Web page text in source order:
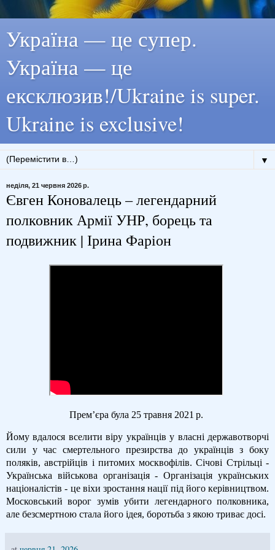
Україна — це супер.
Україна — це
ексклюзив!/Ukraine is super.
Ukraine is exclusive!
▼
неділя, 21 червня 2026 р.
Євген Коновалець – легендарний
полковник Армії УНР, борець та
подвижник | Ірина Фаріон
Прем’єра була 25 травня 2021 р.
Йому вдалося вселити віру українців у власні державотворчі
сили у час смертельного презирства до українців з боку
поляків, австрійців і питомих москвофілів. Січові Стрільці -
Українська військова організація - Організація українських
націоналістів - це віхи зростання нації під його керівництвом.
Московський ворог зумів убити легендарного полковника,
але безсмертною стала його ідея, боротьба з якою триває досі.